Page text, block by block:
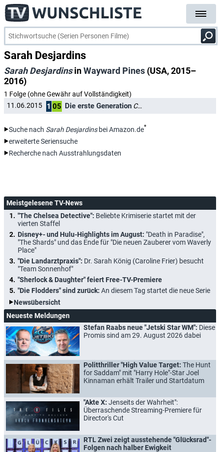
Sarah Desjardins
Sarah DesjardinsinWayward Pines (USA, 2015–
2016)
1 Folge (ohne Gewähr auf Vollständigkeit)
11.06.2015
1 05 Die erste Generation Carrie
Suche nach Sarah Desjardinsbei Amazon.de*
erweiterte Seriensuche
Recherche nach Ausstrahlungsdaten
Meistgelesene TV-News
"The Chelsea Detective": Beliebte Krimiserie startet mit der
vierten Staffel
Disney+- und Hulu-Highlights im August: "Death in Paradise",
"The Shards" und das Ende für "Die neuen Zauberer vom Waverly
Place"
"Die Landarztpraxis": Dr. Sarah König (Caroline Frier) besucht
"Team Sonnenhof"
"Sherlock & Daughter" feiert Free-TV-Premiere
"Die Flodders" sind zurück: An diesem Tag startet die neue Serie
Newsübersicht
Neueste Meldungen
Stefan Raabs neue "Jetski Star WM": Diese
Promis sind am 29. August 2026 dabei
Politthriller "High Value Target: The Hunt
for Saddam" mit "Harry Hole"-Star Joel
Kinnaman erhält Trailer und Startdatum
"Akte X: Jenseits der Wahrheit":
Überraschende Streaming-Premiere für
Director's Cut
RTL Zwei zeigt ausstehende "Glücksrad"-
Folgen nach halber Ewigkeit